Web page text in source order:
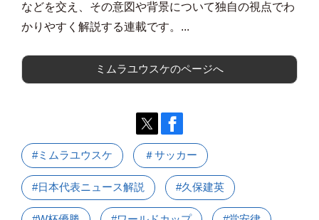
などを交え、その意図や背景について独自の視点でわ
かりやすく解説する連載です。...
ミムラユウスケのページへ
#ミムラユウスケ ＃サッカー
#日本代表ニュース解説 #久保建英